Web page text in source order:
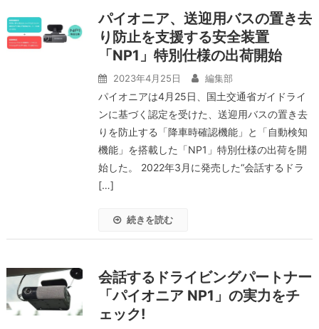
パイオニア、送迎用バスの置き去
り防止を支援する安全装置
「NP1」特別仕様の出荷開始
2023年4月25日 編集部
パイオニアは4月25日、国土交通省ガイドライ
ンに基づく認定を受けた、送迎用バスの置き去
りを防止する「降車時確認機能」と「自動検知
機能」を搭載した「NP1」特別仕様の出荷を開
始した。 2022年3月に発売した“会話するドラ
[…]
続きを読む
会話するドライビングパートナー
「パイオニア NP1」の実力をチ
ェック!